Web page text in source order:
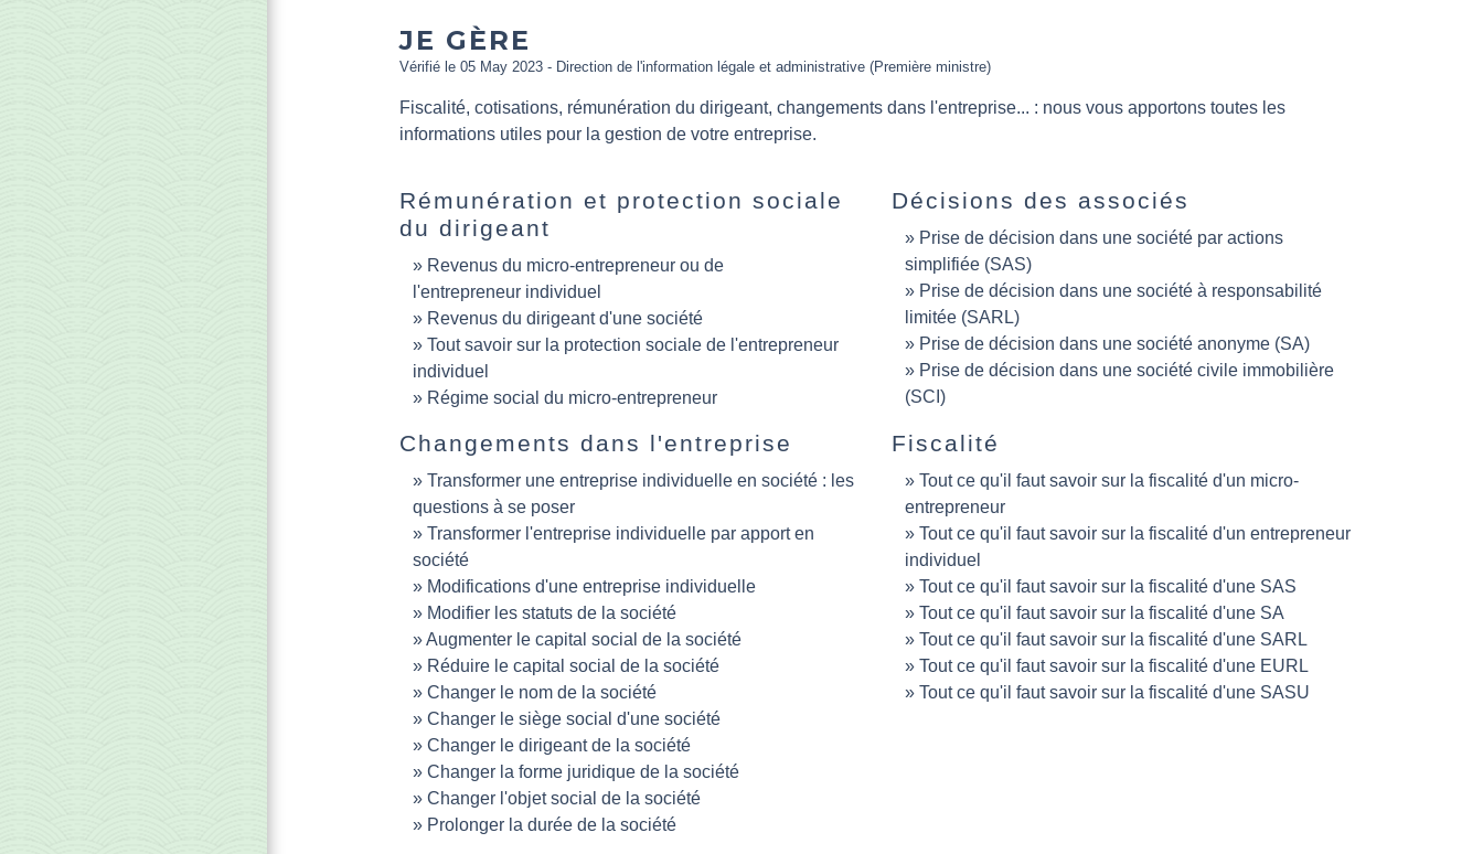
JE GÈRE
Vérifié le 05 May 2023 - Direction de l'information légale et administrative (Première ministre)
Fiscalité, cotisations, rémunération du dirigeant, changements dans l'entreprise... : nous vous apportons toutes les
informations utiles pour la gestion de votre entreprise.
Rémunération et protection sociale
du dirigeant
Revenus du micro-entrepreneur ou de
l'entrepreneur individuel
Revenus du dirigeant d'une société
Tout savoir sur la protection sociale de l'entrepreneur
individuel
Régime social du micro-entrepreneur
Décisions des associés
Prise de décision dans une société par actions
simplifiée (SAS)
Prise de décision dans une société à responsabilité
limitée (SARL)
Prise de décision dans une société anonyme (SA)
Prise de décision dans une société civile immobilière
(SCI)
Changements dans l'entreprise
Transformer une entreprise individuelle en société : les
questions à se poser
Transformer l'entreprise individuelle par apport en
société
Modifications d'une entreprise individuelle
Modifier les statuts de la société
Augmenter le capital social de la société
Réduire le capital social de la société
Changer le nom de la société
Changer le siège social d'une société
Changer le dirigeant de la société
Changer la forme juridique de la société
Changer l'objet social de la société
Prolonger la durée de la société
Fiscalité
Tout ce qu'il faut savoir sur la fiscalité d'un micro-
entrepreneur
Tout ce qu'il faut savoir sur la fiscalité d'un entrepreneur
individuel
Tout ce qu'il faut savoir sur la fiscalité d'une SAS
Tout ce qu'il faut savoir sur la fiscalité d'une SA
Tout ce qu'il faut savoir sur la fiscalité d'une SARL
Tout ce qu'il faut savoir sur la fiscalité d'une EURL
Tout ce qu'il faut savoir sur la fiscalité d'une SASU